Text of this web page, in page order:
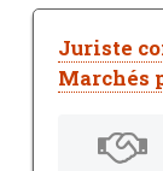
Juriste
Marchés